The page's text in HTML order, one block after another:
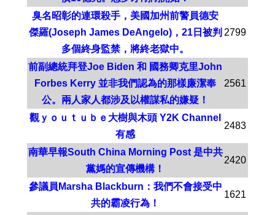
臭名昭彰的連環殺手，美國加州前警員德安
傑羅(Joseph James DeAngelo)，21日被判
多個終身監禁，將終老獄中。
2799
前副總統拜登Joe Biden 和 國務卿克里John
Forbes Kerry 並非我們認為的那樣廉潔奉
公。兩人家人都涉及以權謀私的嫌疑！
2561
觀ｙｏｕｔｕｂｅ大樹與木頭 Y2K Channel
有感
2483
南華早報South China Morning Post 是中共
黨媽的宣傳機構！
2420
參議員Marsha Blackburn：我們不會接受中
共的霸凌行為！
1621